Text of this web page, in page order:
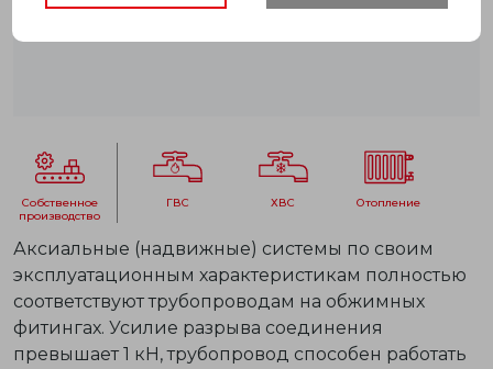
ГВС ХВС отопление
собственное
производство
Аксиальные (надвижные) системы по своим
эксплуатационным характеристикам полностью
соответствуют трубопроводам на обжимных
фитингах. Усилие разрыва соединения
превышает 1 кН, трубопровод способен работать